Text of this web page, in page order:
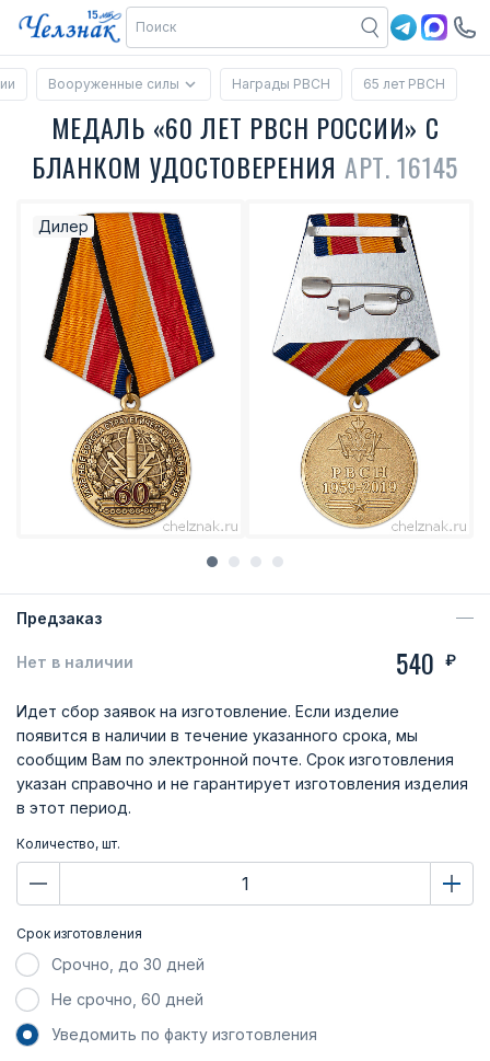
Вооруженные силы Награды РВСН 65 лет РВСН
МЕДАЛЬ «60 ЛЕТ РВСН РОССИИ» С
БЛАНКОМ УДОСТОВЕРЕНИЯ АРТ. 16145
Дилер
Предзаказ
Нет в наличии 540 ₽
Идет сбор заявок на изготовление. Если изделие
появится в наличии в течение указанного срока, мы
сообщим Вам по электронной почте. Срок изготовления
указан справочно и не гарантирует изготовления изделия
в этот период.
Количество, шт.
Срок изготовления
Срочно, до 30 дней
Не срочно, 60 дней
Уведомить по факту изготовления